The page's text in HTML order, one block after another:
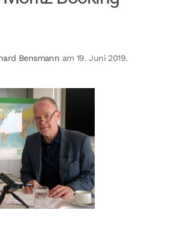
Bensmann am 19. Juni 2019.